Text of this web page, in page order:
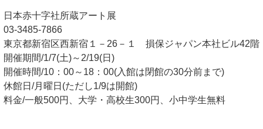
日本赤十字社所蔵アート展
03-3485-7866
東京都新宿区西新宿１－26－１ 損保ジャパン本社ビル42階
開催期間/1/7(土)～2/19(日)
開催時間/10：00～18：00(入館は閉館の30分前まで)
休館日/月曜日(ただし1/9は開館)
料金/一般500円、大学・高校生300円、小中学生無料